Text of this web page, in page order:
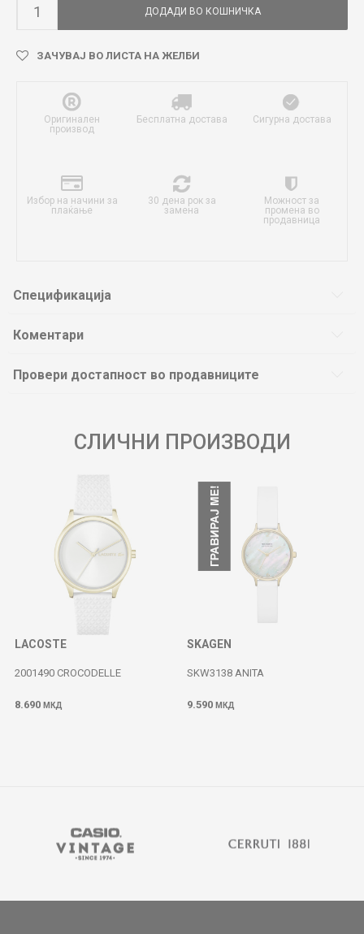
ДОДАДИ ВО КОШНИЧКА
ЗАЧУВАЈ ВО ЛИСТА НА ЖЕЛБИ
Оригинален
производ
Бесплатна достава Сигурна достава
Избор на начини за
плаќање
30 дена рок за
замена
Можност за
промена во
продавница
Спецификација
Коментари
Провери достапност во продавниците
СЛИЧНИ ПРОИЗВОДИ
LACOSTE
2001490 CROCODELLE
8.690 МКД
SKAGEN
SKW3138 ANITA
9.590 МКД